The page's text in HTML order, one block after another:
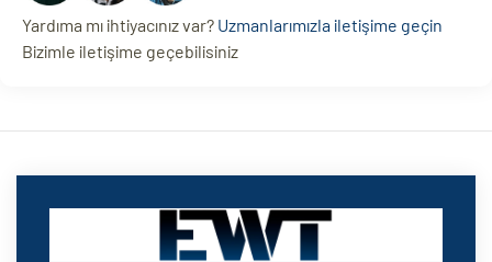
Yardıma mı ihtiyacınız var? Uzmanlarımızla iletişime geçin
Bizimle iletişime geçebilisiniz